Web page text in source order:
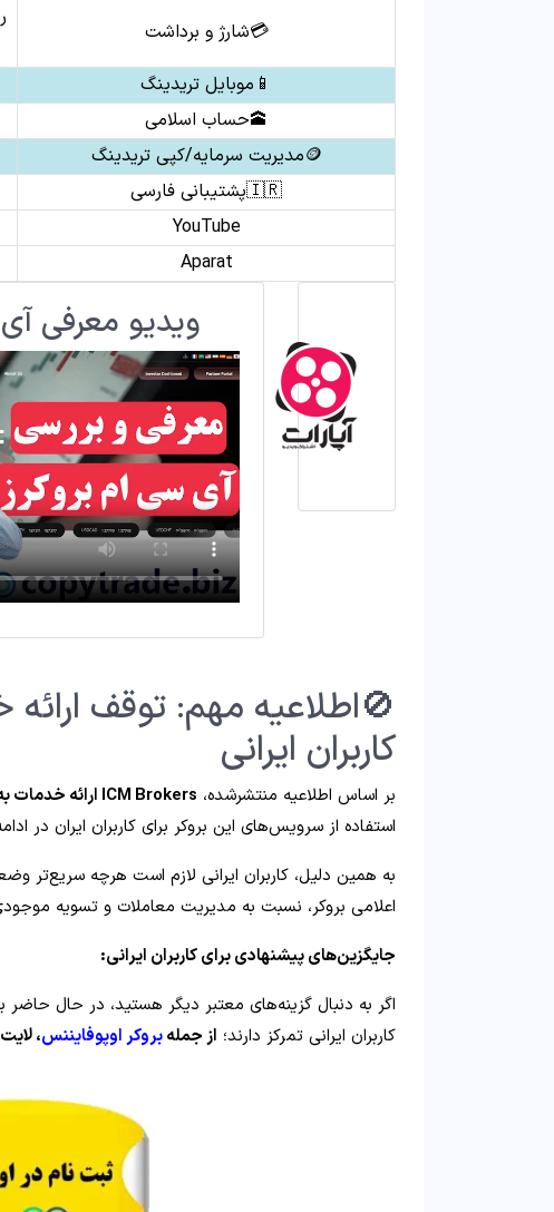
💳شارژ و برداشت
📱موبایل تریدینگ
🕋حساب اسلامی
🪙مدیریت سرمایه/کپی تریدینگ
🇮🇷پشتیبانی فارسی
YouTube
Aparat
ویدیو معرفی
کاربران ایرانی
بر اساس اطلاعیه منتشرشده، ICM Brokers ارائه خدمات به کاربران ایرانی را متوقف کرده
استفاده از سرویس‌های این بروکر برای کاربران ایران در
به همین دلیل، کاربران ایرانی لازم است هرچه
اعلامی بروکر، نسبت به مدیریت معاملات و تسویه
جایگزین‌های پیشنهادی برای کاربران ایرانی:
اگر به دنبال گزینه‌های معتبر دیگر هستید، در حال
کاربران ایرانی تمرکز دارند؛ از جملهبروکر اوپوفایننس،